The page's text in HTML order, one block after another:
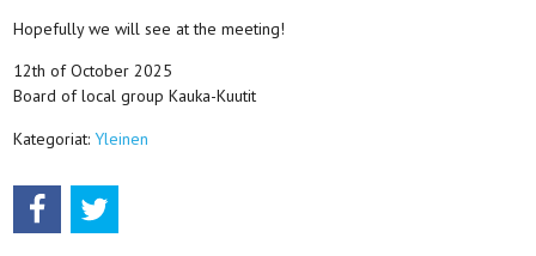
Hopefully we will see at the meeting!
12th of October 2025
Board of local group Kauka-Kuutit
Kategoriat:Yleinen